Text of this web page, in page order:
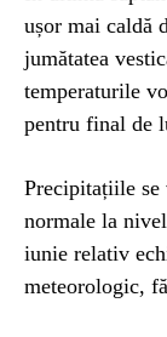
ușor mai caldă
jumătatea
temperaturile
pentru final de
Precipitațiile
normale la
iunie relativ
meteorologic,